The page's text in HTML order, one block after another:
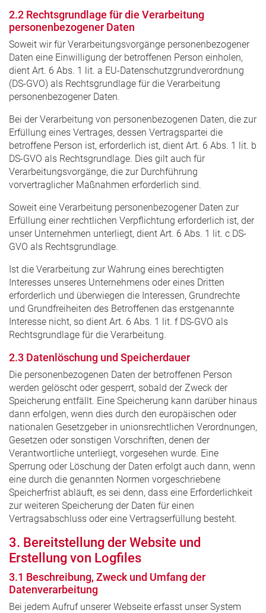
2.2 Rechtsgrundlage für die Verarbeitung
personenbezogener Daten
Soweit wir für Verarbeitungsvorgänge personenbezogener
Daten eine Einwilligung der betroffenen Person einholen,
dient Art. 6 Abs. 1 lit. a EU-Datenschutzgrundverordnung
(DS-GVO) als Rechtsgrundlage für die Verarbeitung
personenbezogener Daten.
Bei der Verarbeitung von personenbezogenen Daten, die zur
Erfüllung eines Vertrages, dessen Vertragspartei die
betroffene Person ist, erforderlich ist, dient Art. 6 Abs. 1 lit. b
DS-GVO als Rechtsgrundlage. Dies gilt auch für
Verarbeitungsvorgänge, die zur Durchführung
vorvertraglicher Maßnahmen erforderlich sind.
Soweit eine Verarbeitung personenbezogener Daten zur
Erfüllung einer rechtlichen Verpflichtung erforderlich ist, der
unser Unternehmen unterliegt, dient Art. 6 Abs. 1 lit. c DS-
GVO als Rechtsgrundlage.
Ist die Verarbeitung zur Wahrung eines berechtigten
Interesses unseres Unternehmens oder eines Dritten
erforderlich und überwiegen die Interessen, Grundrechte
und Grundfreiheiten des Betroffenen das erstgenannte
Interesse nicht, so dient Art. 6 Abs. 1 lit. f DS-GVO als
Rechtsgrundlage für die Verarbeitung.
2.3 Datenlöschung und Speicherdauer
Die personenbezogenen Daten der betroffenen Person
werden gelöscht oder gesperrt, sobald der Zweck der
Speicherung entfällt. Eine Speicherung kann darüber hinaus
dann erfolgen, wenn dies durch den europäischen oder
nationalen Gesetzgeber in unionsrechtlichen Verordnungen,
Gesetzen oder sonstigen Vorschriften, denen der
Verantwortliche unterliegt, vorgesehen wurde. Eine
Sperrung oder Löschung der Daten erfolgt auch dann, wenn
eine durch die genannten Normen vorgeschriebene
Speicherfrist abläuft, es sei denn, dass eine Erforderlichkeit
zur weiteren Speicherung der Daten für einen
Vertragsabschluss oder eine Vertragserfüllung besteht.
3. Bereitstellung der Website und
Erstellung von Logfiles
3.1 Beschreibung, Zweck und Umfang der
Datenverarbeitung
Bei jedem Aufruf unserer Webseite erfasst unser System